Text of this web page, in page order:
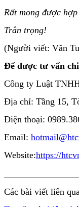
Rất mong được
Trân trọng!
(Người viết: Văn
Để được tư vấn
Công ty Luật
Địa chỉ: Tầng 15,
Điện thoại:
Email:
Website:https://
Các bài viết liên